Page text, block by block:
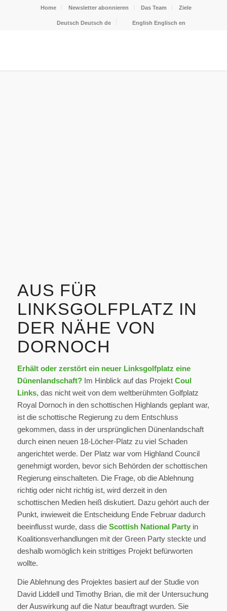
Home Newsletter abonnieren Das Team Ziele
Deutsch Deutsch de English Englisch en
AUS FÜR
LINKSGOLFPLATZ IN
DER NÄHE VON
DORNOCH
Erhält oder zerstört ein neuer Linksgolfplatz eine
Dünenlandschaft?Im Hinblick auf das Projekt Coul
Links, das nicht weit von dem weltberühmten Golfplatz
Royal Dornoch in den schottischen Highlands geplant war,
ist die schottische Regierung zu dem Entschluss
gekommen, dass in der ursprünglichen Dünenlandschaft
durch einen neuen 18-Löcher-Platz zu viel Schaden
angerichtet werde. Der Platz war vom Highland Council
genehmigt worden, bevor sich Behörden der schottischen
Regierung einschalteten. Die Frage, ob die Ablehnung
richtig oder nicht richtig ist, wird derzeit in den
schottischen Medien heiß diskutiert. Dazu gehört auch der
Punkt, inwieweit die Entscheidung Ende Februar dadurch
beeinflusst wurde, dass die Scottish National Partyin
Koalitionsverhandlungen mit der Green Party steckte und
deshalb womöglich kein strittiges Projekt befürworten
wollte.
Die Ablehnung des Projektes basiert auf der Studie von
David Liddell und Timothy Brian, die mit der Untersuchung
der Auswirkung auf die Natur beauftragt wurden. Sie